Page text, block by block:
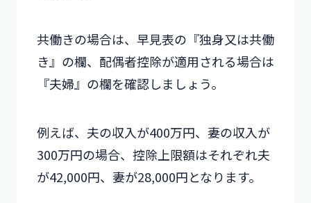
共働きの場合は、早見表の『独身又は共働
き』の欄、配偶者控除が適用される場合は
『夫婦』の欄を確認しましょう。
例えば、夫の収入が400万円、妻の収入が
300万円の場合、控除上限額はそれぞれ夫
が42,000円、妻が28,000円となります。